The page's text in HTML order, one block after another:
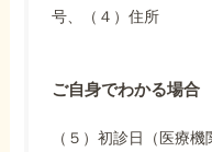
号、（４）住所
ご自身でわかる場合
（５）初診日（医療